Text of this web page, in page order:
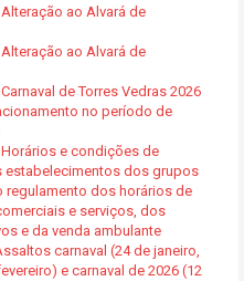
ao Alvará de
ao Alvará de
de Torres Vedras 2026
no período de
Horários e condições de
estabelecimentos dos grupos
regulamento dos horários de
e serviços, dos
e da venda ambulante
carnaval (24 de janeiro,
e carnaval de 2026 (12